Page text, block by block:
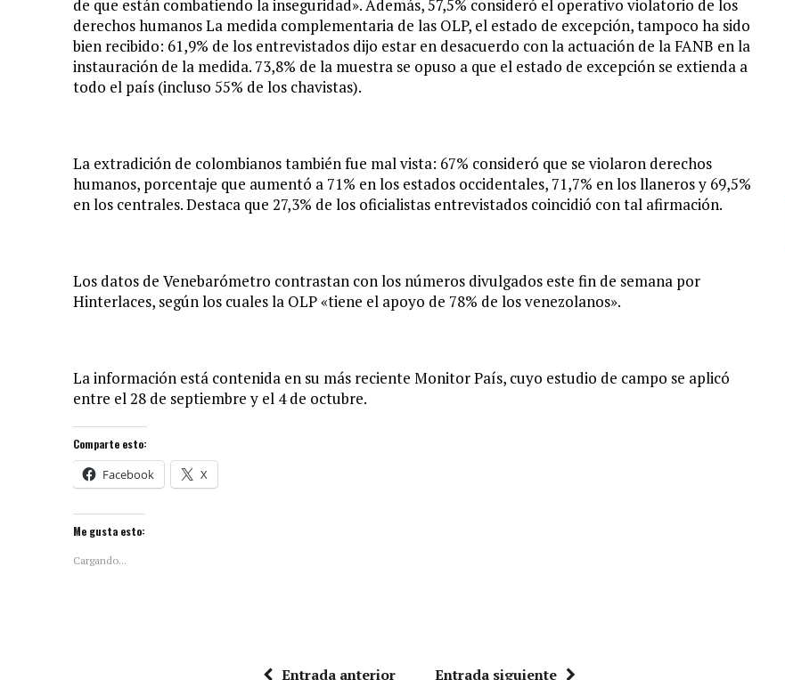
de que están combatiendo la inseguridad». Además, 57,5% consideró el operativo violatorio de los
derechos humanos La medida complementaria de las OLP, el estado de excepción, tampoco ha sido
bien recibido: 61,9% de los entrevistados dijo estar en desacuerdo con la actuación de la FANB en la
instauración de la medida. 73,8% de la muestra se opuso a que el estado de excepción se extienda a
todo el país (incluso 55% de los chavistas).
La extradición de colombianos también fue mal vista: 67% consideró que se violaron derechos
humanos, porcentaje que aumentó a 71% en los estados occidentales, 71,7% en los llaneros y 69,5%
en los centrales. Destaca que 27,3% de los oficialistas entrevistados coincidió con tal afirmación.
Los datos de Venebarómetro contrastan con los números divulgados este fin de semana por
Hinterlaces, según los cuales la OLP «tiene el apoyo de 78% de los venezolanos».
La información está contenida en su más reciente Monitor País, cuyo estudio de campo se aplicó
entre el 28 de septiembre y el 4 de octubre.
Comparte esto:
Facebook X
Me gusta esto:
Cargando...
Entrada anterior Entrada siguiente